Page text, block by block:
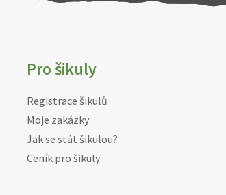
Pro šikuly
Registrace šikulů
Moje zakázky
Jak se stát šikulou?
Ceník pro šikuly